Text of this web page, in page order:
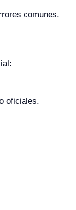
comunes.
oficiales.